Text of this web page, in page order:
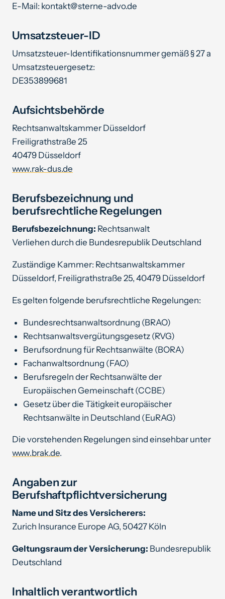
E-Mail: kontakt@sterne-advo.de
Umsatzsteuer-ID
Umsatzsteuer-Identifikationsnummer gemäß § 27 a
Umsatzsteuergesetz:
DE353899681
Aufsichtsbehörde
Rechtsanwaltskammer Düsseldorf
Freiligrathstraße 25
40479 Düsseldorf
www.rak-dus.de
Berufsbezeichnung und
berufsrechtliche Regelungen
Berufsbezeichnung: Rechtsanwalt
Verliehen durch die Bundesrepublik Deutschland
Zuständige Kammer: Rechtsanwaltskammer
Düsseldorf, Freiligrathstraße 25, 40479 Düsseldorf
Es gelten folgende berufsrechtliche Regelungen:
Bundesrechtsanwaltsordnung (BRAO)
Rechtsanwaltsvergütungsgesetz (RVG)
Berufsordnung für Rechtsanwälte (BORA)
Fachanwaltsordnung (FAO)
Berufsregeln der Rechtsanwälte der
Europäischen Gemeinschaft (CCBE)
Gesetz über die Tätigkeit europäischer
Rechtsanwälte in Deutschland (EuRAG)
Die vorstehenden Regelungen sind einsehbar unter
www.brak.de.
Angaben zur
Berufshaftpflichtversicherung
Name und Sitz des Versicherers:
Zurich Insurance Europe AG, 50427 Köln
Geltungsraum der Versicherung: Bundesrepublik
Deutschland
Inhaltlich verantwortlich